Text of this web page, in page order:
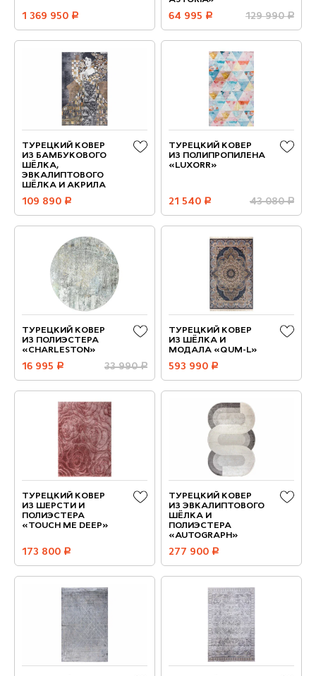
1 369 950 руб. 64 995 руб. 129 990руб.
ТУРЕЦКИЙ КОВЕР
ИЗ БАМБУКОВОГО
ШЁЛКА,
ЭВКАЛИПТОВОГО
ШЁЛКА И АКРИЛА
109 890 руб.
ТУРЕЦКИЙ КОВЕР
ИЗ ПОЛИПРОПИЛЕНА
«LUXORR»
21 540 руб. 43 080руб.
ТУРЕЦКИЙ КОВЕР
ИЗ ПОЛИЭСТЕРА
«CHARLESTON»
16 995 руб. 33 990руб.
ТУРЕЦКИЙ КОВЕР
ИЗ ШЁЛКА И
МОДАЛА «QUM-L»
593 990 руб.
ТУРЕЦКИЙ КОВЕР
ИЗ ШЕРСТИ И
ПОЛИЭСТЕРА
«TOUCH ME DEEP»
173 800 руб.
ТУРЕЦКИЙ КОВЕР
ИЗ ЭВКАЛИПТОВОГО
ШЁЛКА И
ПОЛИЭСТЕРА
«AUTOGRAPH»
277 900 руб.